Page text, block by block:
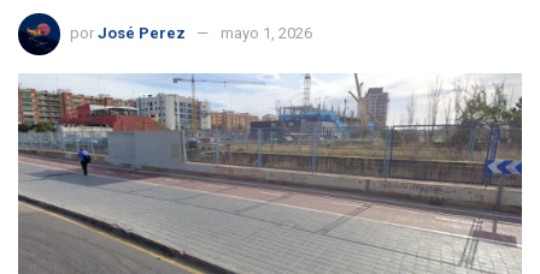
por José Perez mayo 1, 2026